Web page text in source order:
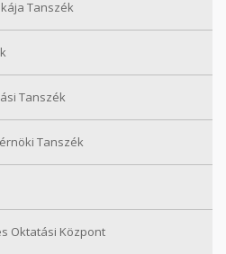
Tanszék
Tanszék
Tanszék
Oktatási Központ